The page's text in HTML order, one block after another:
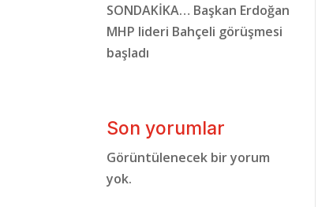
SONDAKİKA… Başkan Erdoğan
MHP lideri Bahçeli görüşmesi
başladı
Son yorumlar
Görüntülenecek bir yorum
yok.